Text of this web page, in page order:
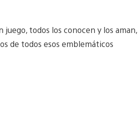
todos los conocen y los aman,
de todos esos emblemáticos